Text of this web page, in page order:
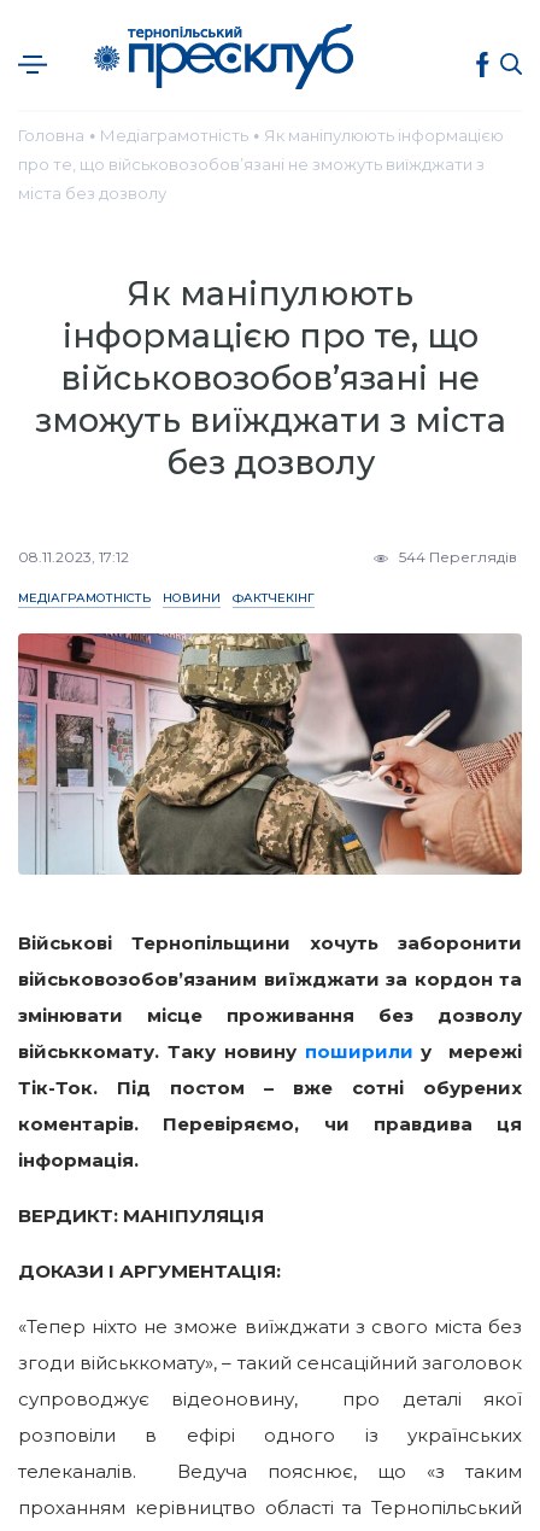
Головна ● Медіаграмотність ● Як маніпулюють інформацією
про те, що військовозобов’язані не зможуть виїжджати з
міста без дозволу
Як маніпулюють
інформацією про те, що
військовозобов’язані не
зможуть виїжджати з міста
без дозволу
08.11.2023, 17:12 544 Переглядів
МЕДІАГРАМОТНІСТЬ НОВИНИ ФАКТЧЕКІНГ
Військові Тернопільщини хочуть заборонити
військовозобов’язаним виїжджати за кордон та
змінювати місце проживання без дозволу
військкомату. Таку новину поширили у мережі
Тік-Ток. Під постом – вже сотні обурених
коментарів. Перевіряємо, чи правдива ця
інформація.
ВЕРДИКТ: МАНІПУЛЯЦІЯ
ДОКАЗИ І АРГУМЕНТАЦІЯ:
«Тепер ніхто не зможе виїжджати з свого міста без
згоди військкомату», – такий сенсаційний заголовок
супроводжує відеоновину, про деталі якої
розповіли в ефірі одного із українських
телеканалів. Ведуча пояснює, що «з таким
проханням керівництво області та Тернопільський